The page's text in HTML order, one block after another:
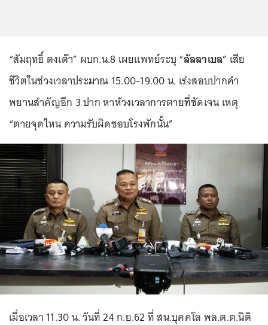
“สัมฤทธิ์ ตงเต๊า” ผบก.น.8 เผยแพทย์ระบุ “ลัลลาเบล” เสีย
ชีวิตในช่วงเวลาประมาณ 15.00-19.00 น. เร่งสอบปากคำ
พยานสำคัญอีก 3 ปาก หาห้วงเวลาการตายที่ชัดเจน เหตุ
“ตายจุดไหน ความรับผิดชอบโรงพักนั้น”
เมื่อเวลา 11.30 น. วันที่ 24 ก.ย.62 ที่ สน.บุคคโล พล.ต.ต.นิติ